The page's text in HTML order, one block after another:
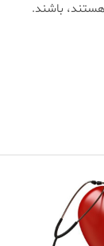
باشند.